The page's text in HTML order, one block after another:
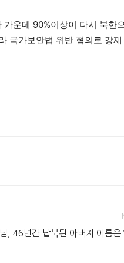
가운데 90%이상이 다시 북한
국가보안법 위반 혐의로 강제
, 46년간 납북된 아버지 이름은 ‘